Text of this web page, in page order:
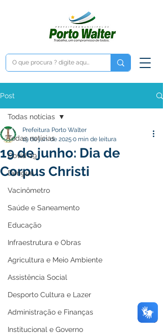
Post
Todas notícias
Covid-19
Dengue
Vacinômetro
Saúde e Saneamento
Educação
Infraestrutura e Obras
Agricultura e Meio Ambiente
Assistência Social
Desporto Cultura e Lazer
Administração e Finanças
Institucional e Governo
Todas notícias
19 de junho: Dia de
Corpus Christi
Prefeitura Porto Walter
19 de jun. de 2025 0 min de leitura